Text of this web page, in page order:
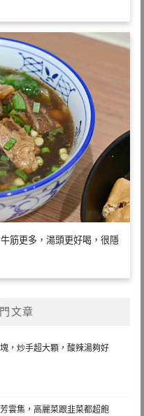
筋更多，湯頭更好喝，很隱
文章
，炒手超大顆，酸辣湯夠好
雲集，高麗菜跟韭菜都超飽